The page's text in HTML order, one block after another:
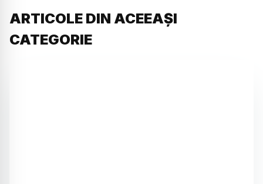
ARTICOLE DIN ACEEAȘI
CATEGORIE